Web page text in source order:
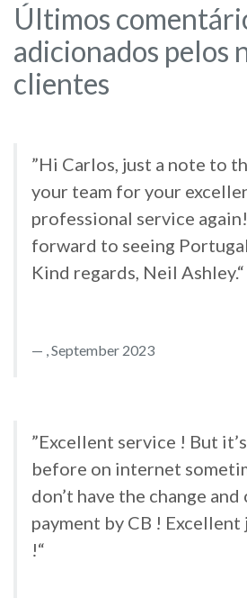
Últimos
adicionados pelos
clientes
”Hi Carlos, just a note to
your team for your
professional service
forward to seeing
Kind regards, Neil Ashley.“
, September 2023
”Excellent service ! But
before on internet
don’t have the change and
payment by CB ! Excellent
!“